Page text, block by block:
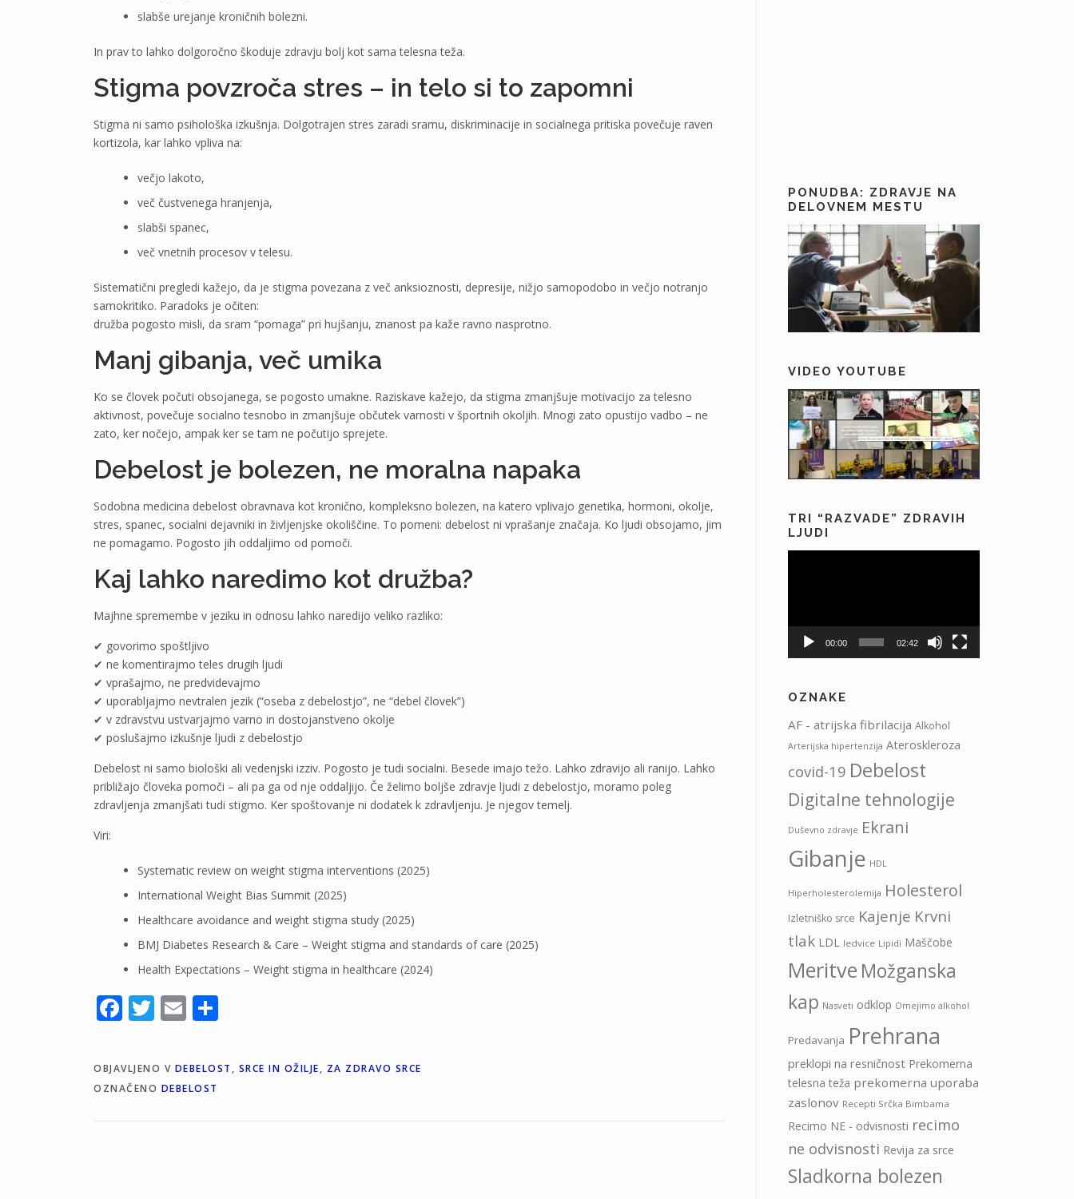
slabše urejanje kroničnih bolezni.
In prav to lahko dolgoročno škoduje zdravju bolj kot sama telesna teža.
Stigma povzroča stres – in telo si to zapomni
Stigma ni samo psihološka izkušnja. Dolgotrajen stres zaradi sramu, diskriminacije in socialnega pritiska povečuje raven
kortizola, kar lahko vpliva na:
večjo lakoto,
več čustvenega hranjenja,
slabši spanec,
več vnetnih procesov v telesu.
Sistematični pregledi kažejo, da je stigma povezana z več anksioznosti, depresije, nižjo samopodobo in večjo notranjo
samokritiko. Paradoks je očiten:
družba pogosto misli, da sram “pomaga” pri hujšanju, znanost pa kaže ravno nasprotno.
Manj gibanja, več umika
Ko se človek počuti obsojanega, se pogosto umakne. Raziskave kažejo, da stigma zmanjšuje motivacijo za telesno
aktivnost, povečuje socialno tesnobo in zmanjšuje občutek varnosti v športnih okoljih. Mnogi zato opustijo vadbo – ne
zato, ker nočejo, ampak ker se tam ne počutijo sprejete.
Debelost je bolezen, ne moralna napaka
Sodobna medicina debelost obravnava kot kronično, kompleksno bolezen, na katero vplivajo genetika, hormoni, okolje,
stres, spanec, socialni dejavniki in življenjske okoliščine. To pomeni: debelost ni vprašanje značaja. Ko ljudi obsojamo, jim
ne pomagamo. Pogosto jih oddaljimo od pomoči.
Kaj lahko naredimo kot družba?
Majhne spremembe v jeziku in odnosu lahko naredijo veliko razliko:
✔ govorimo spoštljivo
✔ ne komentirajmo teles drugih ljudi
✔ vprašajmo, ne predvidevajmo
✔ uporabljajmo nevtralen jezik (“oseba z debelostjo”, ne “debel človek”)
✔ v zdravstvu ustvarjajmo varno in dostojanstveno okolje
✔ poslušajmo izkušnje ljudi z debelostjo
Debelost ni samo biološki ali vedenjski izziv. Pogosto je tudi socialni. Besede imajo težo. Lahko zdravijo ali ranijo. Lahko
približajo človeka pomoči – ali pa ga od nje oddaljijo. Če želimo boljše zdravje ljudi z debelostjo, moramo poleg
zdravljenja zmanjšati tudi stigmo. Ker spoštovanje ni dodatek k zdravljenju. Je njegov temelj.
Viri:
Systematic review on weight stigma interventions (2025)
International Weight Bias Summit (2025)
Healthcare avoidance and weight stigma study (2025)
BMJ Diabetes Research & Care – Weight stigma and standards of care (2025)
Health Expectations – Weight stigma in healthcare (2024)
Facebook
Twitter
Email
OBJAVLJENO V DEBELOST , SRCE IN OŽILJE, ZA ZDRAVO SRCE
OZNAČENO DEBELOST
PONUDBA: ZDRAVJE NA
DELOVNEM MESTU
VIDEO YOUTUBE
TRI “RAZVADE” ZDRAVIH
LJUDI
00:00 02:42
OZNAKE
AF - atrijska fibrilacija Alkohol
Arterijska hipertenzija Ateroskleroza
covid-19 Debelost
Digitalne tehnologije
Duševno zdravje Ekrani
Gibanje HDL
Hiperholesterolemija Holesterol
Izletniško srce Kajenje Krvni
tlak LDL ledvice Lipidi Maščobe
Meritve Možganska
kap Nasveti odklop Omejimo alkohol
Predavanja Prehrana
preklopi na resničnost Prekomerna
telesna teža prekomerna uporaba
zaslonov Recepti Srčka Bimbama
Recimo NE - odvisnosti recimo
ne odvisnosti Revija za srce
Sladkorna bolezen